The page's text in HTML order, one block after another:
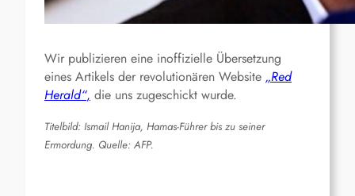
Wir publizieren eine inoffizielle Übersetzung
eines Artikels der revolutionären Website „Red
Herald“, die uns zugeschickt wurde.
Titelbild: Ismail Hanija, Hamas-Führer bis zu seiner
Ermordung. Quelle: AFP.